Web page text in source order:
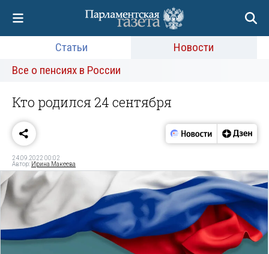
Статьи
Новости
Все о пенсиях в России
Кто родился 24 сентября
24.09.2022 00:02
Автор: Ирина Макеева